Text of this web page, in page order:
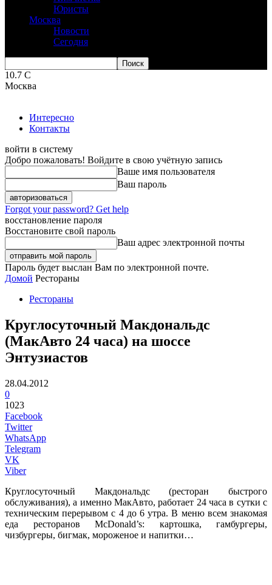
Юристы
Москва
Новости
Сегодня
10.7 C
Москва
Интересно
Контакты
войти в систему
Добро пожаловать! Войдите в свою учётную запись
Ваше имя пользователя
Ваш пароль
Forgot your password? Get help
восстановление пароля
Восстановите свой пароль
Ваш адрес электронной почты
Пароль будет выслан Вам по электронной почте.
Домой Рестораны
Рестораны
Круглосуточный Макдональдс
(МакАвто 24 часа) на шоссе
Энтузиастов
28.04.2012
0
1023
Facebook
Twitter
WhatsApp
Telegram
VK
Viber
Круглосуточный Макдональдс (ресторан быстрого
обслуживания), а именно МакАвто, работает 24 часа в сутки с
техническим перерывом с 4 до 6 утра. В меню всем знакомая
еда ресторанов McDonald’s: картошка, гамбургеры,
чизбургеры, бигмак, мороженое и напитки…